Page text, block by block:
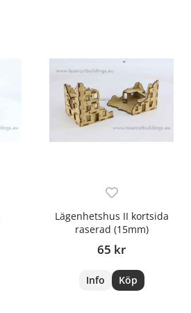
Lägenhetshus II kortsida
raserad (15mm)
65 kr
Info Köp